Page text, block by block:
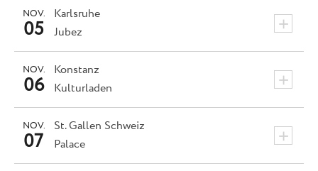
Karlsruhe +
NOV.
05 Jubez
Konstanz +
NOV.
06 Kulturladen
St. Gallen Schweiz +
NOV.
07 Palace